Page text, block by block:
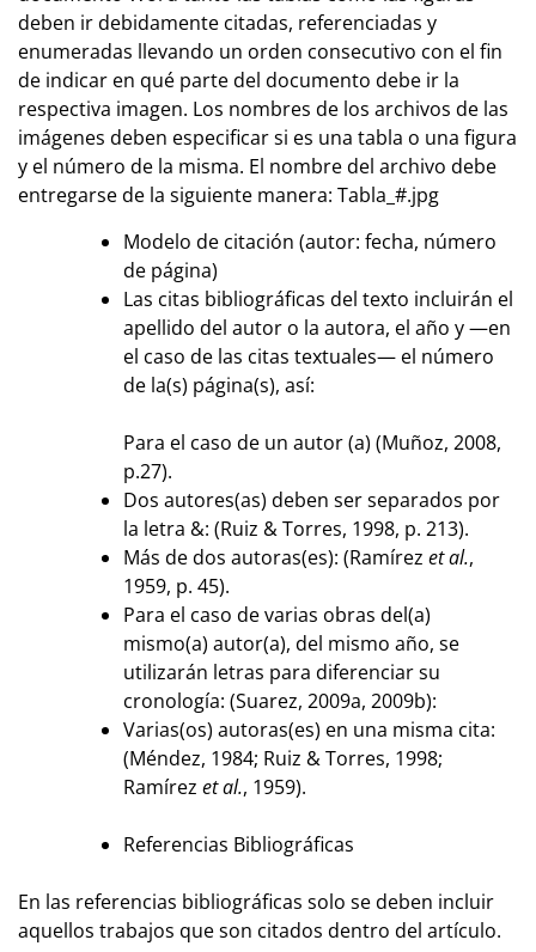
deben ir debidamente citadas, referenciadas y
enumeradas llevando un orden consecutivo con el fin
de indicar en qué parte del documento debe ir la
respectiva imagen. Los nombres de los archivos de las
imágenes deben especificar si es una tabla o una figura
y el número de la misma. El nombre del archivo debe
entregarse de la siguiente manera: Tabla_#.jpg
Modelo de citación (autor: fecha, número
de página)
Las citas bibliográficas del texto incluirán el
apellido del autor o la autora, el año y —en
el caso de las citas textuales— el número
de la(s) página(s), así:
Para el caso de un autor (a) (Muñoz, 2008,
p.27).
Dos autores(as) deben ser separados por
la letra &: (Ruiz & Torres, 1998, p. 213).
Más de dos autoras(es): (Ramírez et al.,
1959, p. 45).
Para el caso de varias obras del(a)
mismo(a) autor(a), del mismo año, se
utilizarán letras para diferenciar su
cronología: (Suarez, 2009a, 2009b):
Varias(os) autoras(es) en una misma cita:
(Méndez, 1984; Ruiz & Torres, 1998;
Ramírez et al., 1959).
Referencias Bibliográficas
En las referencias bibliográficas solo se deben incluir
aquellos trabajos que son citados dentro del artículo.